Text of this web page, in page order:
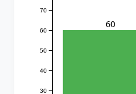
30
40
50
60
70
60